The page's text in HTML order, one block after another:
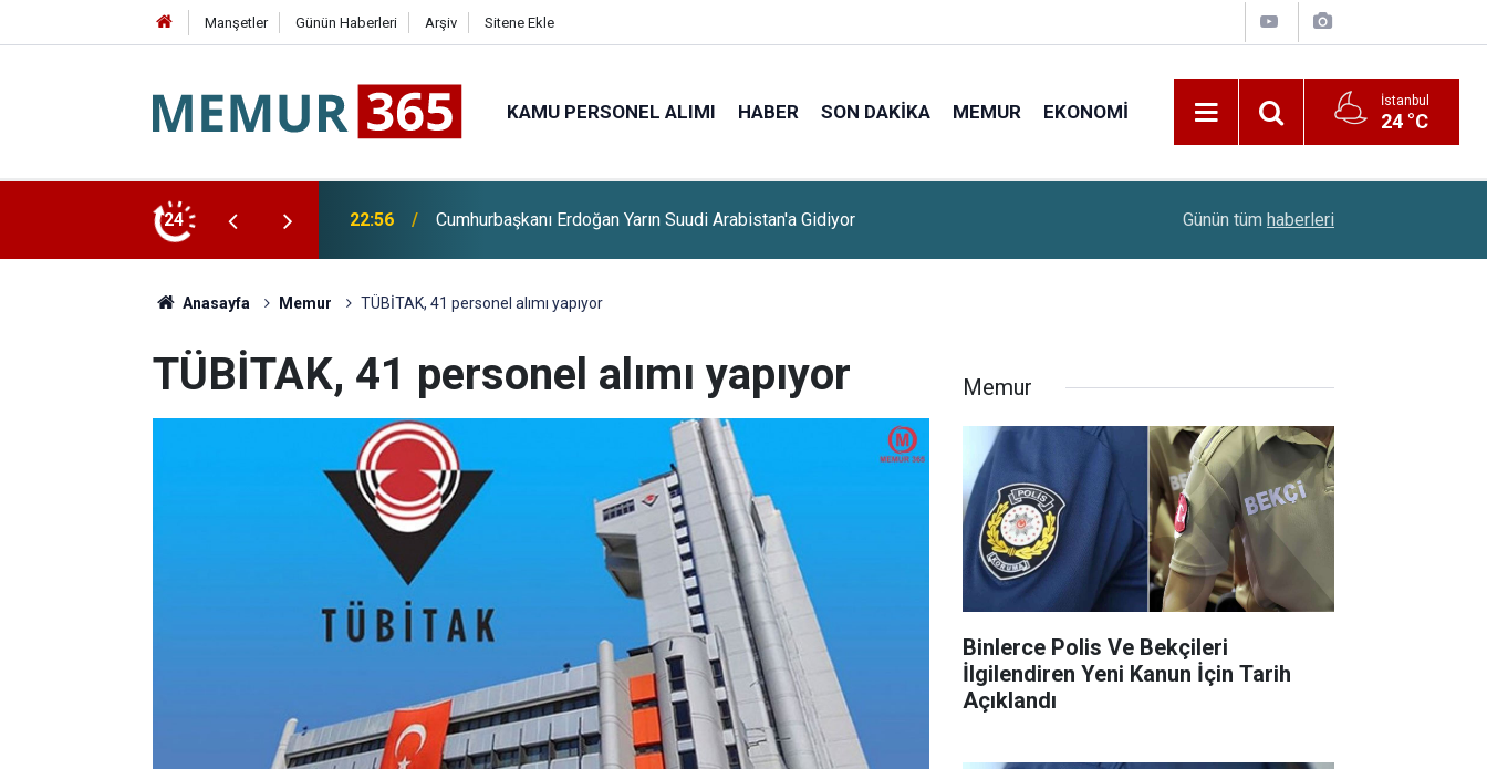
Manşetler Günün Haberleri Arşiv Sitene Ekle
KAMU PERSONEL ALIMI HABER SON DAKIKA MEMUR EKONOMI İstanbul
24 °C
24 22:28 Huzurevlerine Sınavsız Personel Ve İşçi Alımı Başladı Sınavsız Ambulans Şoförü Ve İlk Acil Yardım
Günün tüm haberleri
Anasayfa Memur TÜBİTAK, 41 personel alımı yapıyor
TÜBİTAK, 41 personel alımı yapıyor Memur
Binlerce Polis Ve Bekçileri
İlgilendiren Yeni Kanun İçin Tarih
Açıklandı